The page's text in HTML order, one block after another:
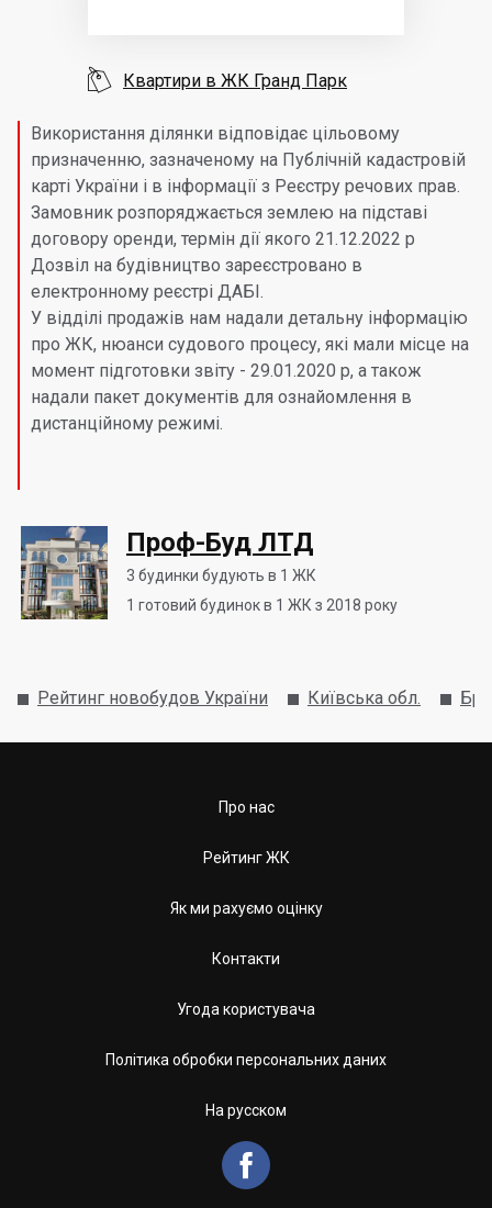
Використання ділянки відповідає цільовому
призначенню, зазначеному на Публічній кадастровій
карті України і в інформації з Реєстру речових прав.
Замовник розпоряджається землею на підставі
договору оренди, термін дії якого 21.12.2022 р
Дозвіл на будівництво зареєстровано в
електронному реєстрі ДАБІ.
У відділі продажів нам надали детальну інформацію
про ЖК, нюанси судового процесу, які мали місце на
момент підготовки звіту - 29.01.2020 р, а також
надали пакет документів для ознайомлення в
дистанційному режимі.
Проф-Буд ЛТД
3 будинки будують в 1 ЖК
1 готовий будинок в 1 ЖК з 2018 року
 Квартири в ЖК Гранд Парк
Рейтинг новобудов України Київська обл.
Про нас
Рейтинг ЖК
Як ми рахуємо оцінку
Контакти
Угода користувача
Політика обробки персональних даних
На русском
